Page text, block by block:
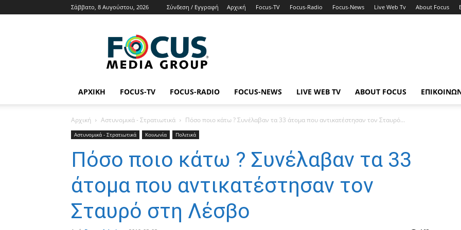
Σάββατο, 8 Αυγούστου, 2026 Σύνδεση / Εγγραφή Αρχική Focus-TV Focus-Radio Focus-News Live Web Tv About Focus
Focus
Media
Group
Tv
News
ΑΡΧΙΚΉ FOCUS-TV FOCUS-RADIO FOCUS-NEWS LIVE WEB TV ABOUT FOCUS
Αρχική Αστυνομικά - Στρατιωτικά Πόσο ποιο κάτω ? Συνέλαβαν τα 33 άτομα που αντικατέστησαν τον Σταυρό...
Αστυνομικά - Στρατιωτικά Κοινωνία Πολιτικά
Πόσο ποιο κάτω ? Συνέλαβαν τα 33
άτομα που αντικατέστησαν τον
Σταυρό στη Λέσβο